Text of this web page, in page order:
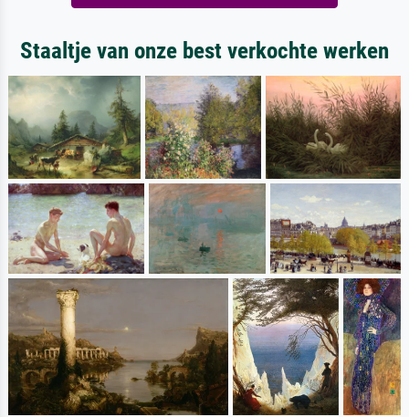
Staaltje van onze best verkochte werken